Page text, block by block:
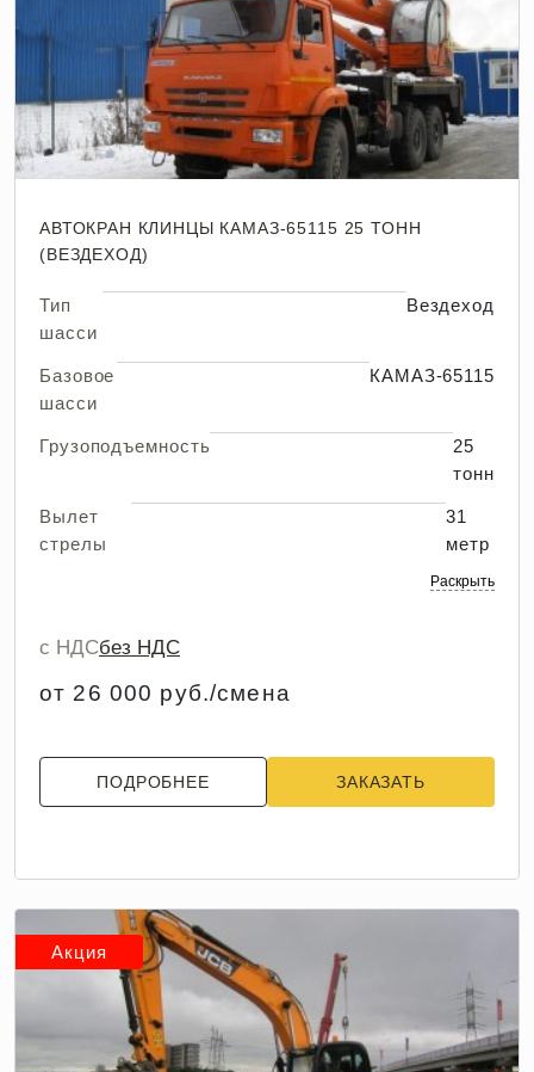
АВТОКРАН КЛИНЦЫ КАМАЗ-65115 25 ТОНН
(ВЕЗДЕХОД)
Тип
шасси
Вездеход
Базовое
шасси
КАМАЗ-65115
Грузоподъемность
25
тонн
Вылет
стрелы
31
метр
Раскрыть
с НДСбез НДС
от 26 000 руб./смена
ПОДРОБНЕЕ ЗАКАЗАТЬ
Акция